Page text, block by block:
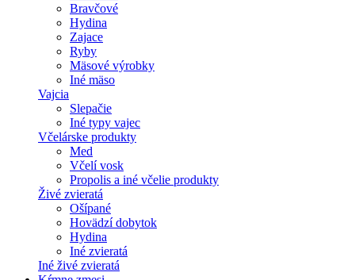
Bravčové
Hydina
Zajace
Ryby
Mäsové výrobky
Iné mäso
Vajcia
Slepačie
Iné typy vajec
Včelárske produkty
Med
Včelí vosk
Propolis a iné včelie produkty
Živé zvieratá
Ošípané
Hovädzí dobytok
Hydina
Iné zvieratá
Iné živé zvieratá